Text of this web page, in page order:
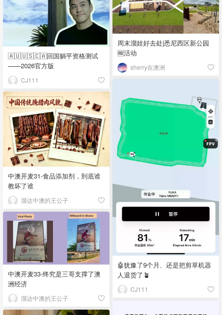
周末溜娃好去处|悉尼西区新公园
🆓活动
sherry在澳洲
🇦🇺🇺🇸🇨🇦回国躺平资格测试
——2026官方版
CJ111
🤖犹豫了9个月、还是把剪草机器
人退货了🪴
CJ111
中澳开麦31-食品添加剂，到底谁
教坏了谁
溜达中澳的王公子
中澳开麦33-终究是三哥支撑了澳
洲经济
溜达中澳的王公子